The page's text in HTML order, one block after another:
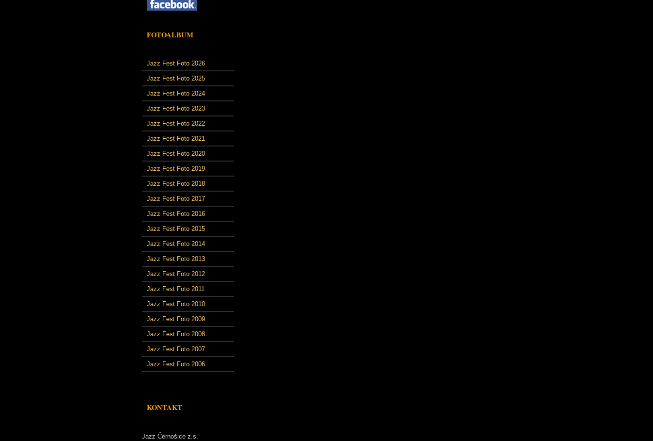
FOTOALBUM
Jazz Fest Foto 2026
Jazz Fest Foto 2025
Jazz Fest Foto 2024
Jazz Fest Foto 2023
Jazz Fest Foto 2022
Jazz Fest Foto 2021
Jazz Fest Foto 2020
Jazz Fest Foto 2019
Jazz Fest Foto 2018
Jazz Fest Foto 2017
Jazz Fest Foto 2016
Jazz Fest Foto 2015
Jazz Fest Foto 2014
Jazz Fest Foto 2013
Jazz Fest Foto 2012
Jazz Fest Foto 2011
Jazz Fest Foto 2010
Jazz Fest Foto 2009
Jazz Fest Foto 2008
Jazz Fest Foto 2007
Jazz Fest Foto 2006
KONTAKT
Jazz Černošice z.s.